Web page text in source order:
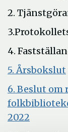
2.
4.
5. Årsbokslut
6. Beslut
2022